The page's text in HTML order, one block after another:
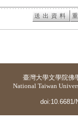
臺灣大學文學院佛
National Taiwan
doi:10.6681/